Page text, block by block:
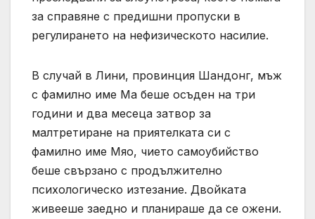
за справяне с предишни пропуски в
регулирането на нефизическото насилие.
В случай в Лини, провинция Шандонг, мъж
с фамилно име Ма беше осъден на три
години и два месеца затвор за
малтретиране на приятелката си с
фамилно име Мяо, чието самоубийство
беше свързано с продължително
психологическо изтезание. Двойката
живееше заедно и планираше да се ожени.